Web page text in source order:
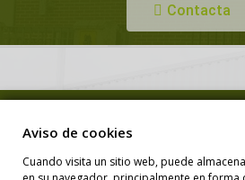
Contacta
Aviso de cookies
Cuando visita un sitio web, puede